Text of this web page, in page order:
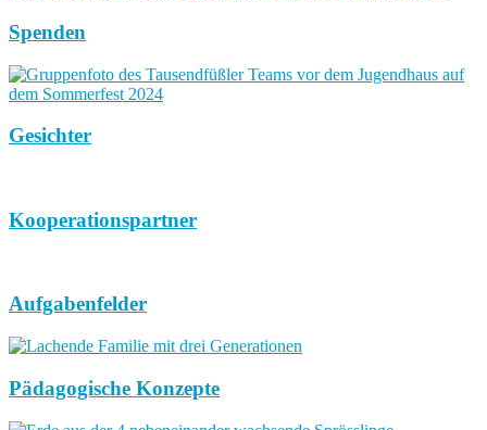
Spenden
Gesichter
Kooperationspartner
Aufgabenfelder
Pädagogische Konzepte